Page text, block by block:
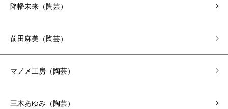
降幡未来（陶芸）
前田麻美（陶芸）
マノメ工房（陶芸）
三木あゆみ（陶芸）